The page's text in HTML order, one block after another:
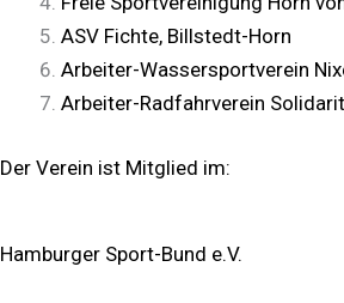
ASV Fichte, Billstedt-Horn
Arbeiter-Wassersportverein
Arbeiter-Radfahrverein
Der Verein ist Mitglied im:
Hamburger Sport-Bund e.V.